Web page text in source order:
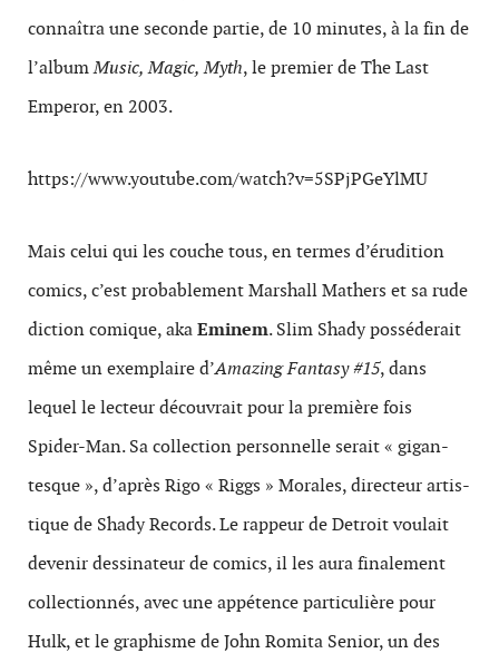
con­naî­tra une sec­onde par­tie, de 10 min­utes, à la fin de
l’albumMusic, Magic, Myth, le pre­mier de The Last
Emperor, en 2003.
https://www.youtube.com/watch?v=5SPjPGeYlMU
Mais celui qui les couche tous, en ter­mes d’érudition
comics, c’est prob­a­ble­ment Mar­shall Math­ers et sa rude
dic­tion comique, akaEminem. Slim Shady pos­séderait
même un exemplaire d’Amazing Fan­tasy #15, dans
lequel le lecteur décou­vrait pour la pre­mière fois
Spider-Man. Sa col­lec­tion per­son­nelle serait « gigan­
tesque », d’après Rigo « Riggs » Morales, directeur artis­
tique de Shady Records. Le rappeur de Detroit voulait
devenir dessi­na­teur de comics, il les aura finale­ment
col­lec­tion­nés, avec une appé­tence par­ti­c­ulière pour
Hulk, et le graphisme de John Romita Senior, un des